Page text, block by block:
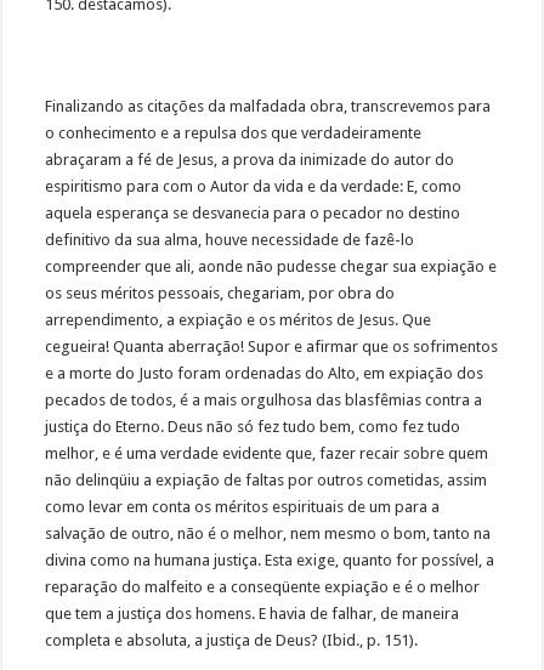
150. destacamos).
Finalizando as citações da malfadada obra, transcrevemos para
o conhecimento e a repulsa dos que verdadeiramente
abraçaram a fé de Jesus, a prova da inimizade do autor do
espiritismo para com o Autor da vida e da verdade: E, como
aquela esperança se desvanecia para o pecador no destino
definitivo da sua alma, houve necessidade de fazê-lo
compreender que ali, aonde não pudesse chegar sua expiação e
os seus méritos pessoais, chegariam, por obra do
arrependimento, a expiação e os méritos de Jesus. Que
cegueira! Quanta aberração! Supor e afirmar que os sofrimentos
e a morte do Justo foram ordenadas do Alto, em expiação dos
pecados de todos, é a mais orgulhosa das blasfêmias contra a
justiça do Eterno. Deus não só fez tudo bem, como fez tudo
melhor, e é uma verdade evidente que, fazer recair sobre quem
não delinqüiu a expiação de faltas por outros cometidas, assim
como levar em conta os méritos espirituais de um para a
salvação de outro, não é o melhor, nem mesmo o bom, tanto na
divina como na humana justiça. Esta exige, quanto for possível, a
reparação do malfeito e a conseqüente expiação e é o melhor
que tem a justiça dos homens. E havia de falhar, de maneira
completa e absoluta, a justiça de Deus? (Ibid., p. 151).